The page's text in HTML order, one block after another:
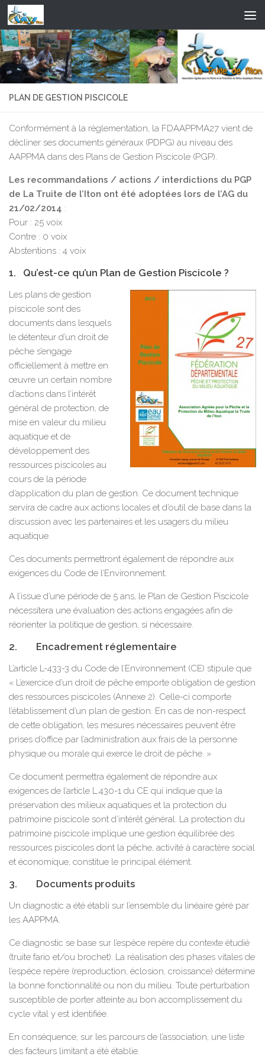
Skip to content
PLAN DE GESTION PISCICOLE
Conformément à la réglementation, la FDAAPPMA27 vient de
décliner ses documents généraux (PDPG) au niveau des
AAPPMA dans des Plans de Gestion Piscicole (PGP).
Les recommandations / actions / interdictions du PGP
de La Truite de l’Iton ont été adoptées lors de l’AG du
21/02/2014 :
Pour : 25 voix
Contre : 0 voix
Abstentions : 4 voix
1. Qu’est-ce qu’un Plan de Gestion Piscicole ?
Les plans de gestion
piscicole sont des
documents dans lesquels
le détenteur d’un droit de
pêche s’engage
officiellement à mettre en
œuvre un certain nombre
d’actions dans l’intérêt
général de protection, de
mise en valeur du milieu
aquatique et de
développement des
ressources piscicoles au
cours de la période
d’application du plan de gestion. Ce document technique
servira de cadre aux actions locales et d’outil de base dans la
discussion avec les partenaires et les usagers du milieu
aquatique.
Ces documents permettront également de répondre aux
exigences du Code de l’Environnement.
A l’issue d’une période de 5 ans, le Plan de Gestion Piscicole
nécessitera une évaluation des actions engagées afin de
réorienter la politique de gestion, si nécessaire.
2. Encadrement réglementaire
L’article L-433-3 du Code de l’Environnement (CE) stipule que
« L’exercice d’un droit de pêche emporte obligation de gestion
des ressources piscicoles (Annexe 2). Celle-ci comporte
l’établissement d’un plan de gestion. En cas de non-respect
de cette obligation, les mesures nécessaires peuvent être
prises d’office par l’administration aux frais de la personne
physique ou morale qui exerce le droit de pêche. »
Ce document permettra également de répondre aux
exigences de l’article L.430-1 du CE qui indique que la
préservation des milieux aquatiques et la protection du
patrimoine piscicole sont d’intérêt général. La protection du
patrimoine piscicole implique une gestion équilibrée des
ressources piscicoles dont la pêche, activité à caractère social
et économique, constitue le principal élément.
3. Documents produits
Un diagnostic a été établi sur l’ensemble du linéaire géré par
les AAPPMA.
Ce diagnostic se base sur l’espèce repère du contexte étudié
(truite fario et/ou brochet). La réalisation des phases vitales de
l’espèce repère (reproduction, éclosion, croissance) détermine
la bonne fonctionnalité ou non du milieu. Toute perturbation
susceptible de porter atteinte au bon accomplissement du
cycle vital y est identifiée.
En conséquence, sur les parcours de l’association, une liste
des facteurs limitant a été établie.